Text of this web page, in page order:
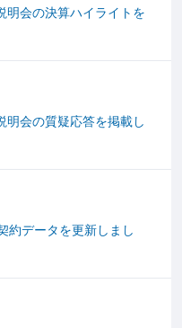
明会の決算ハイライトを
明会の質疑応答を掲載し
約データを更新しまし